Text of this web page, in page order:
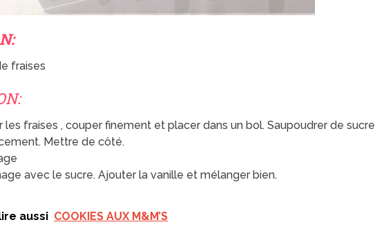
fraises
fraises , couper finement et placer dans un bol. Saupoudrer de sucre
Mettre de côté.
avec le sucre. Ajouter la vanille et mélanger bien.
aussi COOKIES AUX M&M’S